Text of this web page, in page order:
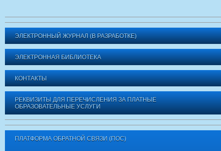
ЭЛЕКТРОННЫЙ ЖУРНАЛ (В РАЗРАБОТКЕ)
ЭЛЕКТРОННАЯ БИБЛИОТЕКА
КОНТАКТЫ
РЕКВИЗИТЫ ДЛЯ ПЕРЕЧИСЛЕНИЯ ЗА ПЛАТНЫЕ
ОБРАЗОВАТЕЛЬНЫЕ УСЛУГИ
ПЛАТФОРМА ОБРАТНОЙ СВЯЗИ (ПОС)